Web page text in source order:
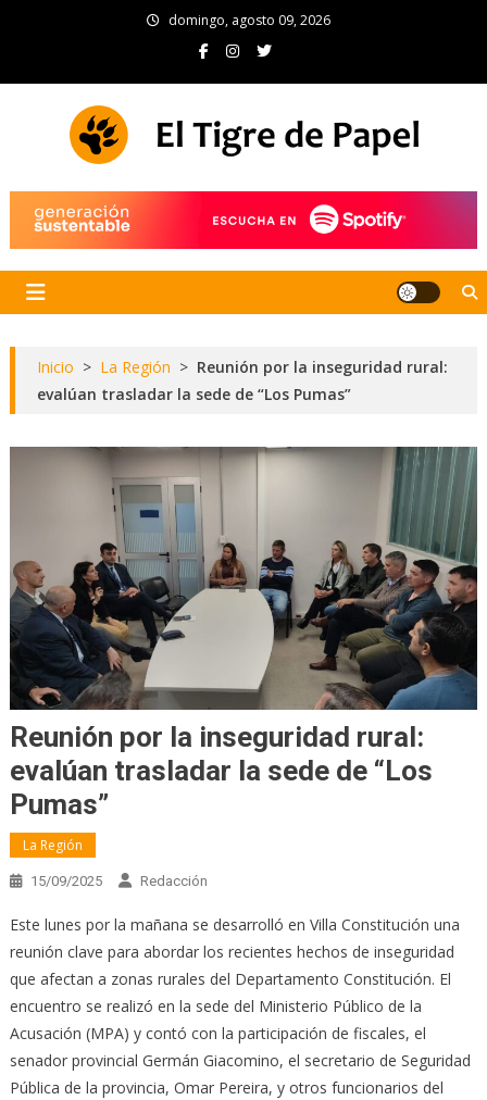
domingo, agosto 09, 2026
Inicio > La Región > Reunión por la inseguridad rural:
evalúan trasladar la sede de “Los Pumas”
Reunión por la inseguridad rural:
evalúan trasladar la sede de “Los
Pumas”
La Región
15/09/2025 Redacción
Este lunes por la mañana se desarrolló en Villa Constitución una
reunión clave para abordar los recientes hechos de inseguridad
que afectan a zonas rurales del Departamento Constitución. El
encuentro se realizó en la sede del Ministerio Público de la
Acusación (MPA) y contó con la participación de fiscales, el
senador provincial Germán Giacomino, el secretario de Seguridad
Pública de la provincia, Omar Pereira, y otros funcionarios del